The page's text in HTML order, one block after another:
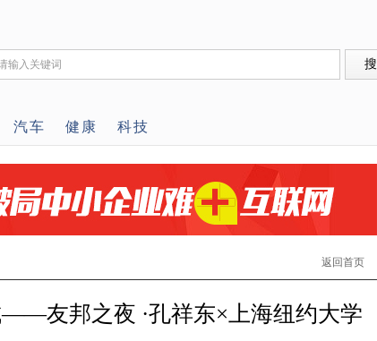
汽车 健康 科技
返回首页
友邦之夜 ·孔祥东×上海纽约大学